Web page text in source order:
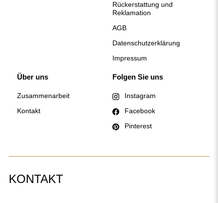
KONTAKT
Rückerstattung und
Reklamation
AGB
Datenschutzerklärung
Impressum
Über uns
Zusammenarbeit
Kontakt
Folgen Sie uns
Instagram
Facebook
Pinterest